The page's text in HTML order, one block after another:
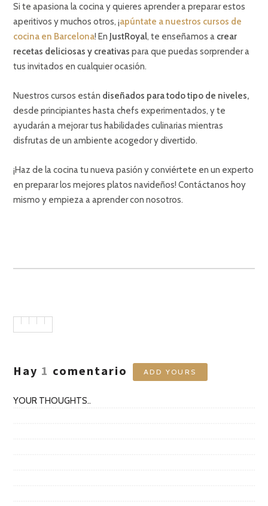
Si te apasiona la cocina y quieres aprender a preparar estos
aperitivos y muchos otros, ¡apúntate a nuestros cursos de
cocina en Barcelona! En JustRoyal, te enseñamos a crear
recetas deliciosas y creativas para que puedas sorprender a
tus invitados en cualquier ocasión.
Nuestros cursos están diseñados para todo tipo de niveles,
desde principiantes hasta chefs experimentados, y te
ayudarán a mejorar tus habilidades culinarias mientras
disfrutas de un ambiente acogedor y divertido.
¡Haz de la cocina tu nueva pasión y conviértete en un experto
en preparar los mejores platos navideños! Contáctanos hoy
mismo y empieza a aprender con nosotros.
Hay 1 comentario ADD YOURS